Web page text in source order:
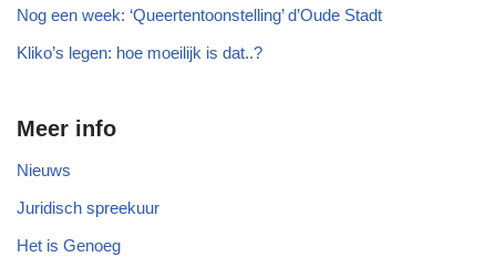
Nog een week: ‘Queertentoonstelling’ d’Oude Stadt
Kliko’s legen: hoe moeilijk is dat..?
Meer info
Nieuws
Juridisch spreekuur
Het is Genoeg